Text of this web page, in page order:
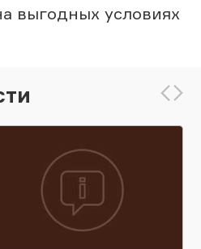
выгодных условиях